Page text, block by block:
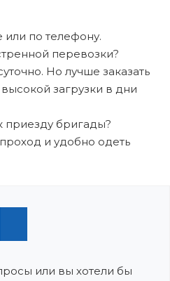
или по телефону.
перевозки?
Но лучше заказать
загрузки в дни
приезду бригады?
и удобно одеть
или вы хотели бы